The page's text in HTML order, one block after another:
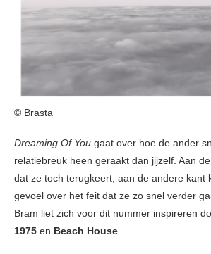
© Brasta
Dreaming Of You gaat over hoe de ander
relatiebreuk heen geraakt dan jijzelf. Aan
dat ze toch terugkeert, aan de andere kant
gevoel over het feit dat ze zo snel verder
Bram liet zich voor dit nummer inspireren
1975 en Beach House.